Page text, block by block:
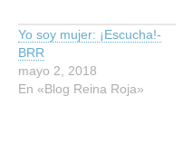
Yo soy mujer: ¡Escucha!-
BRR
mayo 2, 2018
En «Blog Reina Roja»